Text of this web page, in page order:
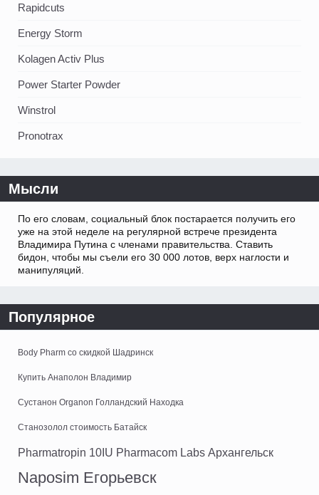
Rapidcuts
Energy Storm
Kolagen Activ Plus
Power Starter Powder
Winstrol
Pronotrax
Мысли
По его словам, социальный блок постарается получить его
уже на этой неделе на регулярной встрече президента
Владимира Путина с членами правительства. Ставить
бидон, чтобы мы съели его 30 000 лотов, верх наглости и
манипуляций.
Популярное
Body Pharm со скидкой Шадринск
Купить Анаполон Владимир
Сустанон Organon Голландский Находка
Станозолол стоимость Батайск
Pharmatropin 10IU Pharmacom Labs Архангельск
Naposim Егорьевск